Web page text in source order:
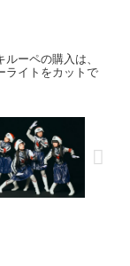
ーペの購入は、
ライトをカットで